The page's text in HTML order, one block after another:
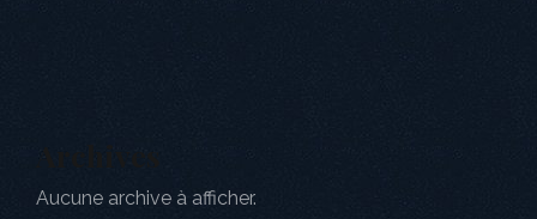
Aucune archive à afficher.